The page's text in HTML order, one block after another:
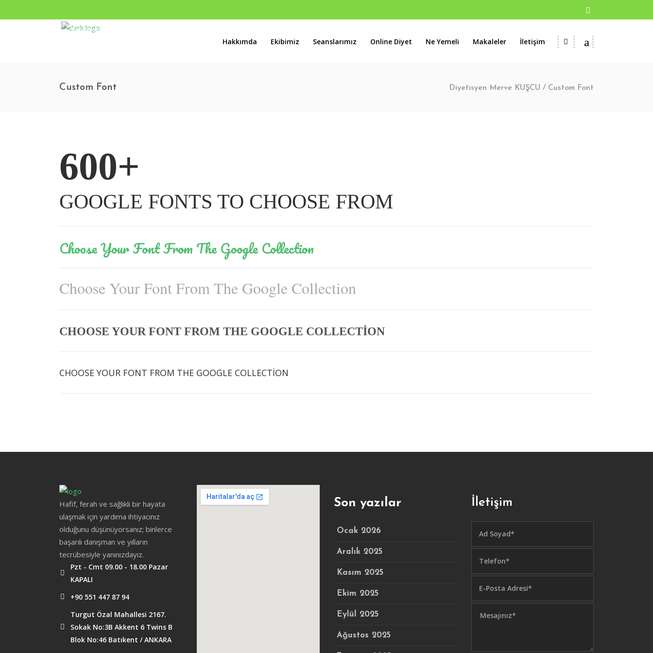
Pazartesi - Cumartesi 9.00 - 17.00 Pazar KAPALI
Hakkımda Ekibimiz Seanslarımız Online Diyet Ne Yemeli Makaleler İletişim
Custom Font Diyetisyen Merve KUŞCU / Custom Font
600+
GOOGLE FONTS TO CHOOSE FROM
Choose Your Font From The Google Collection
Choose Your Font From The Google Collection
CHOOSE YOUR FONT FROM THE GOOGLE COLLECTION
CHOOSE YOUR FONT FROM THE GOOGLE COLLECTION
Hafif, ferah ve sağlıklı bir hayata
ulaşmak için yardıma ihtiyacınız
olduğunu düşünüyorsanız; binlerce
başarılı danışman ve yılların
tecrübesiyle yanınızdayız.
Pzt - Cmt 09.00 - 18.00 Pazar
KAPALI
+90 551 447 87 94
Turgut Özal Mahallesi 2167.
Sokak No:3B Akkent 6 Twins B
Blok No:46 Batıkent / ANKARA
Son yazılar
Ocak 2026
Aralık 2025
Kasım 2025
Ekim 2025
Eylül 2025
Ağustos 2025
İletişim